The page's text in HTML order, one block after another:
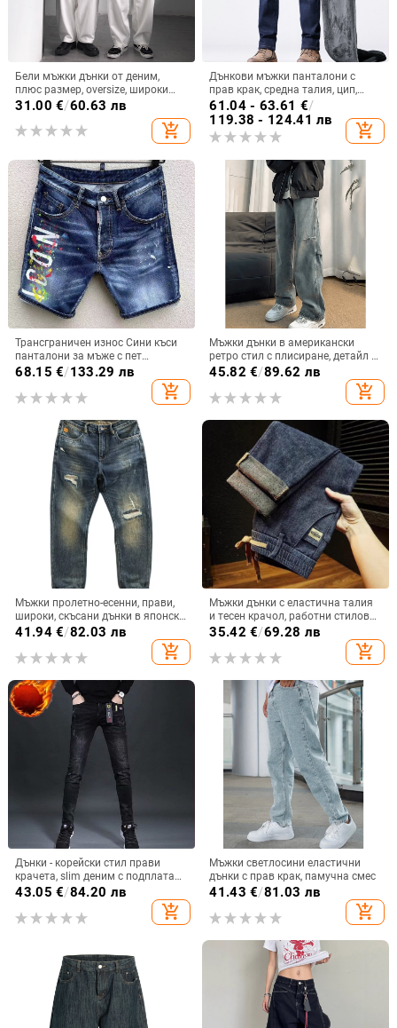
Бели мъжки дънки от деним,
плюс размер, oversize, широки
крачоли, винтидж хонгконг стил
31.00 €/60.63 лв
add_shopping_cart
Дънкови мъжки панталони с
прав крак, средна талия, цип,
леко разтягане, деним
61.04 - 63.61 €/
119.38 - 124.41 лв
add_shopping_cart
Трансграничен износ Сини къси
панталони за мъже с пет
четвърти панталони, боядисани
модерни мъжки износни дънки
Aliexpress за мъже
68.15 €/133.29 лв
add_shopping_cart
Мъжки дънки в американски
ретро стил с плисиране, детайл с
нитове, работен дизайн,
диагонално разкроени straight-
leg крачета с леко разширение
45.82 €/89.62 лв
add_shopping_cart
Мъжки пролетно-есенни, прави,
широки, скъсани дънки в японски
стил и ретро стил
41.94€/82.03 лв
add_shopping_cart
Мъжки дънки с еластична талия
и тесен крачол, работни стилове,
стилни и универсални за пролет
35.42 €/69.28 лв
add_shopping_cart
Дънки - корейски стил прави
крачета, slim деним с подплата
от флис (средна талия, памучен
43.05 €/84.20 лв
add_shopping_cart
Мъжки светлосини еластични
дънки с прав крак, памучна смес
41.43 €/81.03 лв
add_shopping_cart